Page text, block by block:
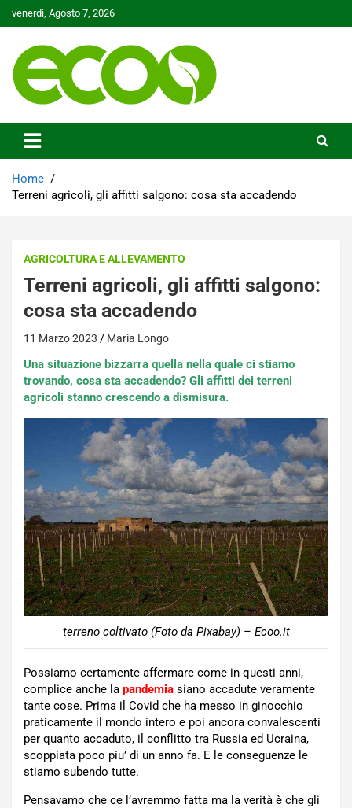
to
venerdì, Agosto 7, 2026
Ecoo.it
Home
Terreni agricoli, gli affitti salgono: cosa sta accadendo
AGRICOLTURA E ALLEVAMENTO
Terreni agricoli, gli affitti salgono:
cosa sta accadendo
11 Marzo 2023 Maria Longo
Una situazione bizzarra quella nella quale ci stiamo
trovando, cosa sta accadendo? Gli affitti dei terreni
agricoli stanno crescendo a dismisura.
terreno coltivato (Foto da Pixabay) – Ecoo.it
Possiamo certamente affermare come in questi anni,
complice anche la pandemia siano accadute veramente
tante cose. Prima il Covid che ha messo in ginocchio
praticamente il mondo intero e poi ancora convalescenti
per quanto accaduto, il conflitto tra Russia ed Ucraina,
scoppiata poco piu’ di un anno fa. E le conseguenze le
stiamo subendo tutte.
Pensavamo che ce l’avremmo fatta ma la verità è che gli